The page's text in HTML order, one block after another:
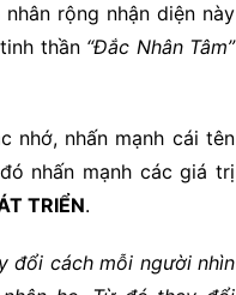
rộng nhận diện này
thần “Đắc Nhân Tâm”
nhớ, nhấn mạnh cái tên
nhấn mạnh các giá trị
TRIỂN.
đổi cách mỗi người nhìn